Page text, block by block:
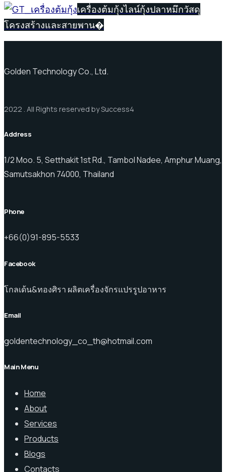
เครื่องต้มกุ้งไลน์กุ้งปลาหมึกวัสดุ
โครงสร้างและสายพาน�
Golden Technology Co., Ltd.
2022 . All Rights reserved by Success4
Address
1/2 Moo. 5, Setthakit 1st Rd., Tambol Nadee, Amphur Muang,
Samutsakhon 74000, Thailand
Phone
+66(0)91-895-5533
Facebook
โกลเด้น&ทองศิรา ผลิตเครื่องจักรแปรรูปอาหาร
Email
goldentechnology_co_th@hotmail.com
Main Menu
Home
About
Services
Products
Blogs
Contacts